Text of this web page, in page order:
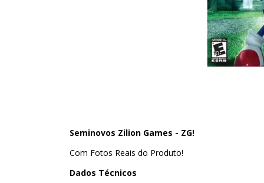
Seminovos Zilion Games - ZG!
Com Fotos Reais do Produto!
Dados Técnicos